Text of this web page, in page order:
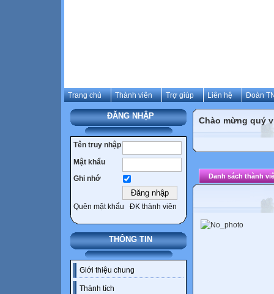
Trang chủ Thành viên Trợ giúp Liên hệ Đoàn
ĐĂNG NHẬP
Tên truy nhập
Mật khẩu
Ghi nhớ
Quên mật khẩu ĐK thành viên
THÔNG TIN
Giới thiệu chung
Thành tích
Chào mừng quý
Danh sách thành